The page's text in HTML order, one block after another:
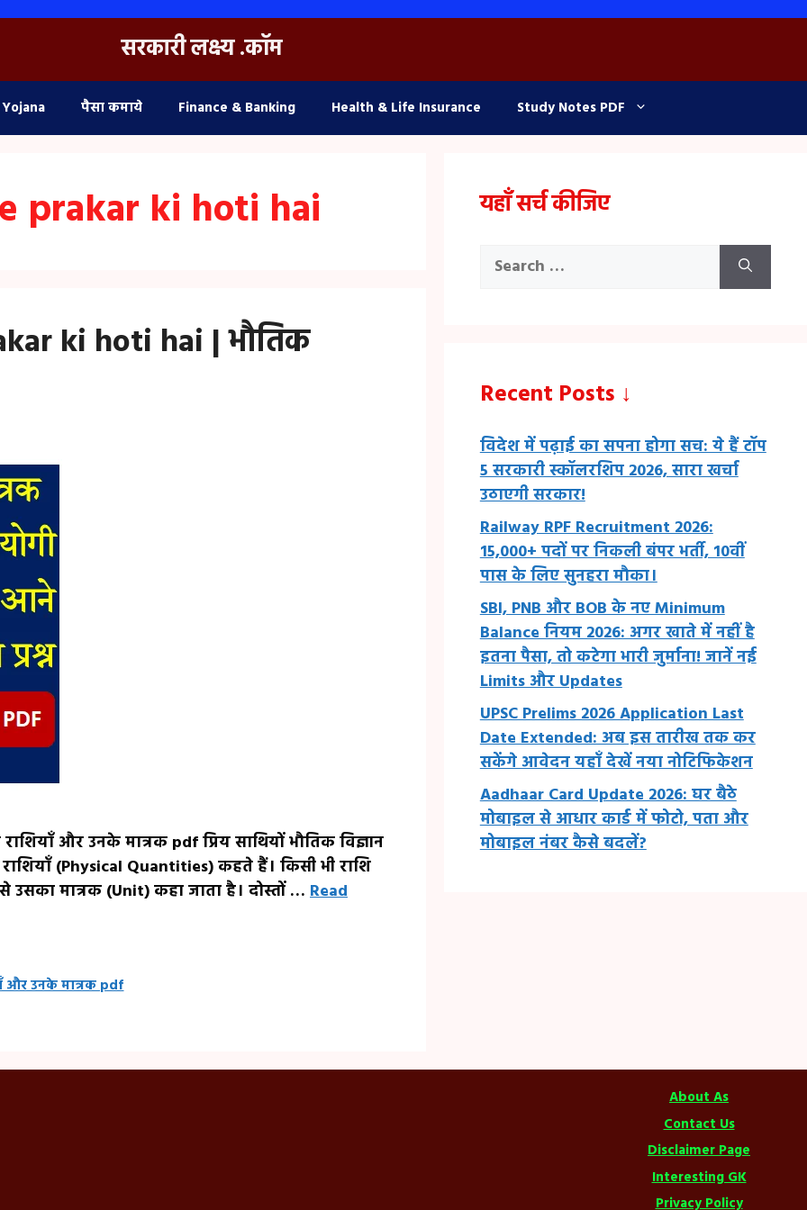
सरकारी लक्ष्य .कॉम
पैसा कमाये Finance & Banking Health & Life Insurance Study Notes PDF
prakar ki hoti hai
ki hoti hai | भौतिक
और उनके मात्रक pdf प्रिय साथियों भौतिक विज्ञान
(Physical Quantities) कहते हैं। किसी भी राशि
मात्रक (Unit) कहा जाता है। दोस्तों … Read
और उनके मात्रक pdf
यहाँ सर्च कीजिए
Search
Recent Posts ↓
विदेश में पढ़ाई का सपना होगा सच: ये हैं टॉप
5 सरकारी स्कॉलरशिप 2026, सारा खर्चा
उठाएगी सरकार!
Railway RPF Recruitment 2026:
15,000+ पदों पर निकली बंपर भर्ती, 10वीं
पास के लिए सुनहरा मौका।
SBI, PNB और BOB के नए Minimum
Balance नियम 2026: अगर खाते में नहीं है
इतना पैसा, तो कटेगा भारी जुर्माना! जानें नई
Limits और Updates
UPSC Prelims 2026 Application Last
Date Extended: अब इस तारीख तक कर
सकेंगे आवेदन यहाँ देखें नया नोटिफिकेशन
Aadhaar Card Update 2026: घर बैठे
मोबाइल से आधार कार्ड में फोटो, पता और
मोबाइल नंबर कैसे बदलें?
About As
Contact Us
Disclaimer Page
Interesting GK
Privacy Policy